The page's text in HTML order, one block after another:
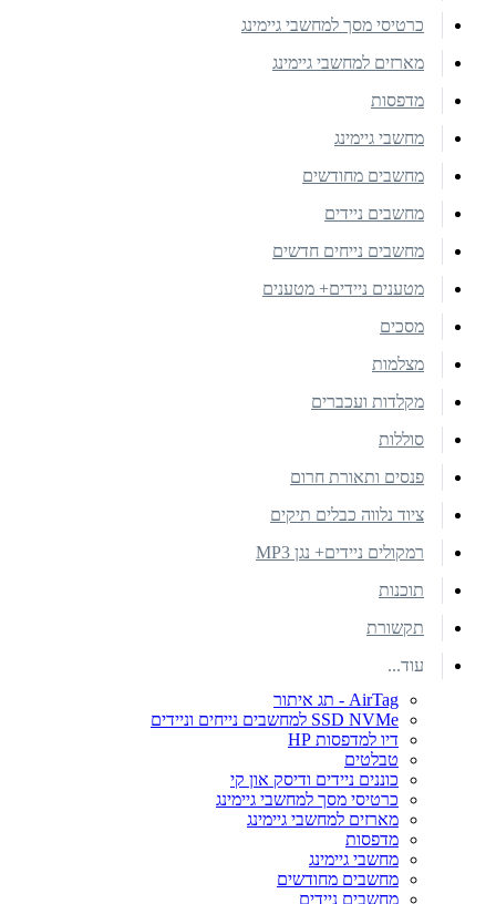
כרטיסי מסך למחשבי גיימינג
מארזים למחשבי גיימינג
מדפסות
מחשבי גיימינג
מחשבים מחודשים
מחשבים ניידים
מחשבים נייחים חדשים
מטענים ניידים+ מטענים
מסכים
מצלמות
מקלדות ועכברים
סוללות
פנסים ותאורת חרום
ציוד נלווה כבלים תיקים
רמקולים ניידים+ נגן MP3
תוכנות
תקשורת
עוד...
AirTag - תג איתור
SSD NVMe למחשבים נייחים וניידים
דיו למדפסות HP
טבלטים
כוננים ניידים ודיסק און קי
כרטיסי מסך למחשבי גיימינג
מארזים למחשבי גיימינג
מדפסות
מחשבי גיימינג
מחשבים מחודשים
מחשבים ניידים